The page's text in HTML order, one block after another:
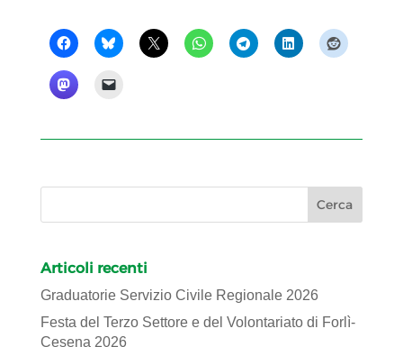
Articoli recenti
Graduatorie Servizio Civile Regionale 2026
Festa del Terzo Settore e del Volontariato di Forlì-
Cesena 2026